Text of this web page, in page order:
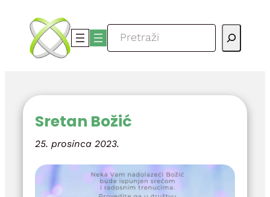
sadržaja
Pretraga
Sretan Božić
25. prosinca 2023.